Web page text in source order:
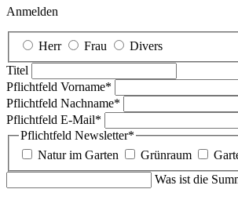
Anmelden
Herr Frau
Divers
Titel
Pflichtfeld Vorname*
Pflichtfeld Nachname*
Pflichtfeld E-Mail*
Pflichtfeld Newsletter*
Natur im Garten
Grünraum
Was ist die